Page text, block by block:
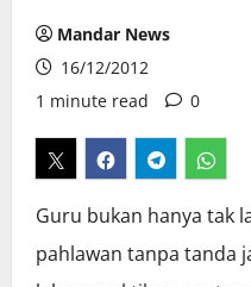
Mandar News
16/12/2012
1 minute read
0
Guru bukan hanya tak
pahlawan tanpa tanda